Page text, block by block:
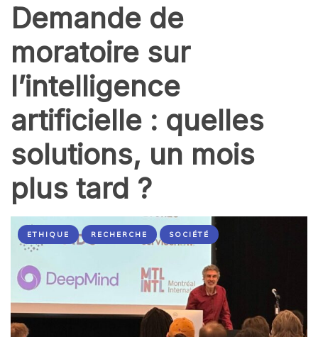
Demande de
moratoire sur
l’intelligence
artificielle : quelles
solutions, un mois
plus tard ?
ETHIQUE RECHERCHE SOCIÉTÉ